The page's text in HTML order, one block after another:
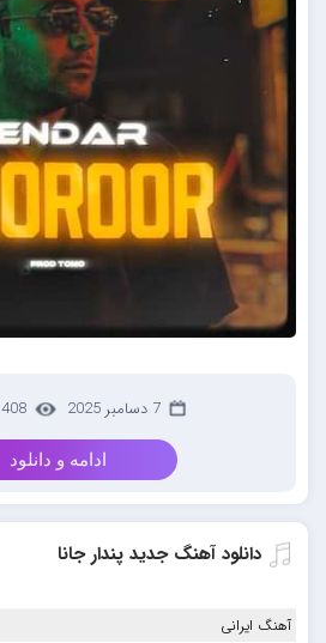
7 دسامبر 2025 408 دانلود
ادامه و دانلود
دانلود آهنگ جدید پندار جانا
آهنگ ایرانی